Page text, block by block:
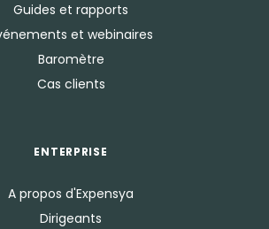
Guides et rapports
et webinaires
Baromètre
Cas clients
ENTERPRISE
A propos d'Expensya
Dirigeants